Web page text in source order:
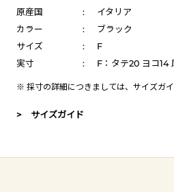
原産国
:
イタリア
カラー
:
ブラック
サイズ
:
F
実寸
: F：タテ20 ヨコ14
※ 採寸の詳細につきましては、 サイズガ
> サイズガイド